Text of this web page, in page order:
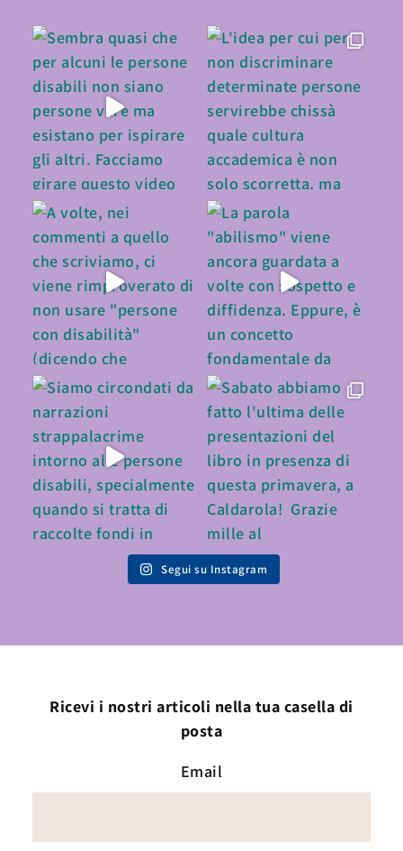
Segui su Instagram
Ricevi i nostri articoli nella tua casella di
posta
Email